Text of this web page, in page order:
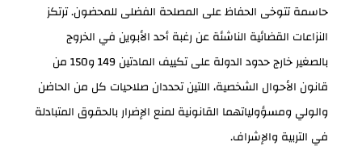
حاسمة تتوخى الحفاظ على المصلحة الفضلى للمحضون. ترتكز
النزاعات القضائية الناشئة عن رغبة أحد الأبوين في الخروج
بالصغير خارج حدود الدولة على تكييف المادتين 149 و150 من
قانون الأحوال الشخصية، اللتين تحددان صلاحيات كل من الحاضن
والولي ومسؤولياتهما القانونية لمنع الإضرار بالحقوق المتبادلة
في التربية والإشراف.